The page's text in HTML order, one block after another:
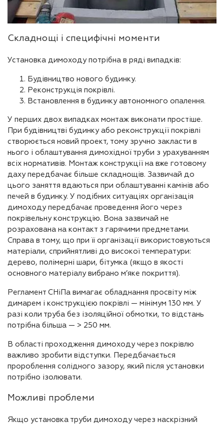
Складнощі і специфічні моменти
Установка димоходу потрібна в ряді випадків:
Будівництво нового будинку.
Реконструкція покрівлі.
Встановлення в будинку автономного опалення.
У перших двох випадках монтаж виконати простіше.
При будівництві будинку або реконструкції покрівлі
створюється новий проект, тому зручно закласти в
нього і облаштування димохідної труби з урахуванням
всіх нормативів. Монтаж конструкції на вже готовому
даху передбачає більше складнощів. Зазвичай до
цього заняття вдаються при облаштуванні камінів або
печей в будинку. У подібних ситуаціях організація
димоходу передбачає проведення його через
покрівельну конструкцію. Вона зазвичай не
розрахована на контакт з гарячими предметами.
Справа в тому, що при її організації використовуються
матеріали, сприйнятливі до високої температури:
дерево, полімерні шари, бітумка (якщо в якості
основного матеріалу вибрано м’яке покриття).
Регламент СНіПа вимагає обладнання просвіту між
димарем і конструкцією покрівлі — мінімум 130 мм. У
разі коли труба без ізоляційної обмотки, то відстань
потрібна більша — > 250 мм.
В області проходження димоходу через покрівлю
важливо зробити відступки. Передбачається
пророблення солідного зазору, який після установки
потрібно ізолювати.
Можливі проблеми
Якщо установка труби димоходу через наскрізний